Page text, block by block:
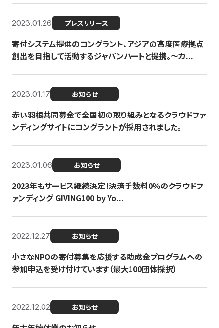
2023.01.26 プレスリリース
寄付システム提供のコングラント、アジアの高度医療拠点
創出を目指して活動するジャパンハートと提携。〜カ...
2023.01.17 お知らせ
赤い羽根共同募金で全国初の取り組みとなるクラウドファ
ンディングサイトにコングラントが採用されました。
2023.01.06 お知らせ
2023年もサービス継続決定！決済手数料0％のクラウドフ
ァンディング GIVING100 by Yo...
2022.12.27 お知らせ
小さなNPOの寄付募集を応援する助成金プログラムへの
参加申込を受け付けています（最大100団体採択）
2022.12.02 お知らせ